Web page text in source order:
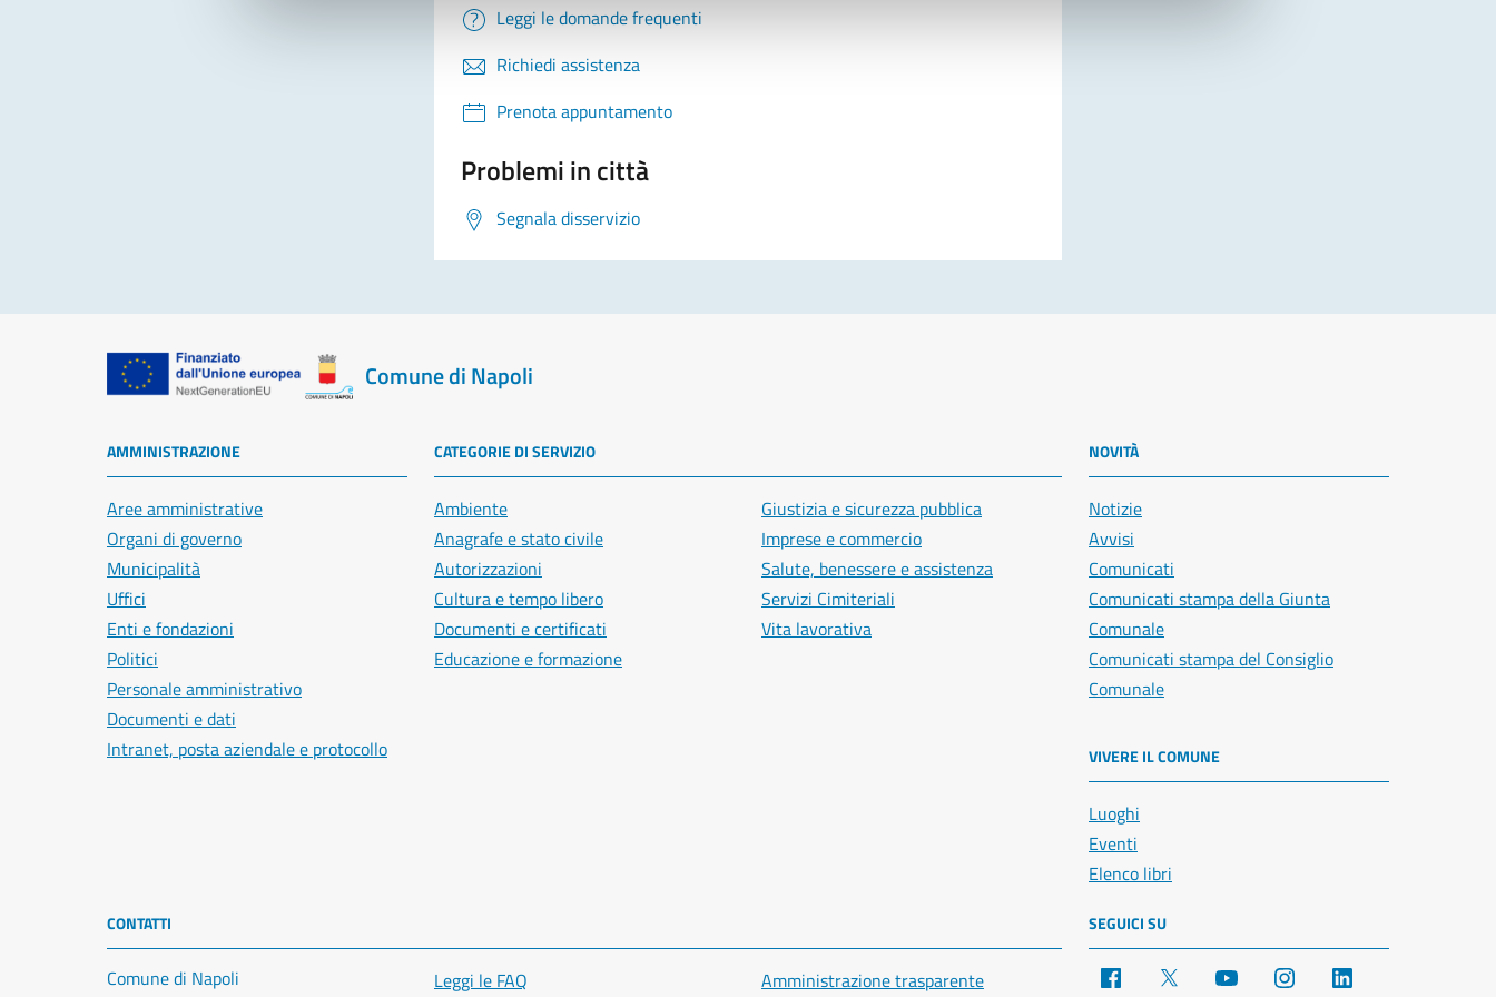
Leggi le domande frequenti
Richiedi assistenza
Prenota appuntamento
Problemi in città
Segnala disservizio
Comune di Napoli
AMMINISTRAZIONE
Aree amministrative
Organi di governo
Municipalità
Uffici
Enti e fondazioni
Politici
Personale amministrativo
Documenti e dati
Intranet, posta aziendale e protocollo
CATEGORIE DI SERVIZIO
Ambiente
Anagrafe e stato civile
Autorizzazioni
Cultura e tempo libero
Documenti e certificati
Educazione e formazione
Giustizia e sicurezza pubblica
Imprese e commercio
Salute, benessere e assistenza
Servizi Cimiteriali
Vita lavorativa
NOVITÀ
Notizie
Avvisi
Comunicati
Comunicati stampa della Giunta
Comunale
Comunicati stampa del Consiglio
Comunale
VIVERE IL COMUNE
Luoghi
Eventi
Elenco libri
CONTATTI
Comune di Napoli
Leggi le FAQ Amministrazione trasparente
SEGUICI SU
Facebook YouTube Instagram